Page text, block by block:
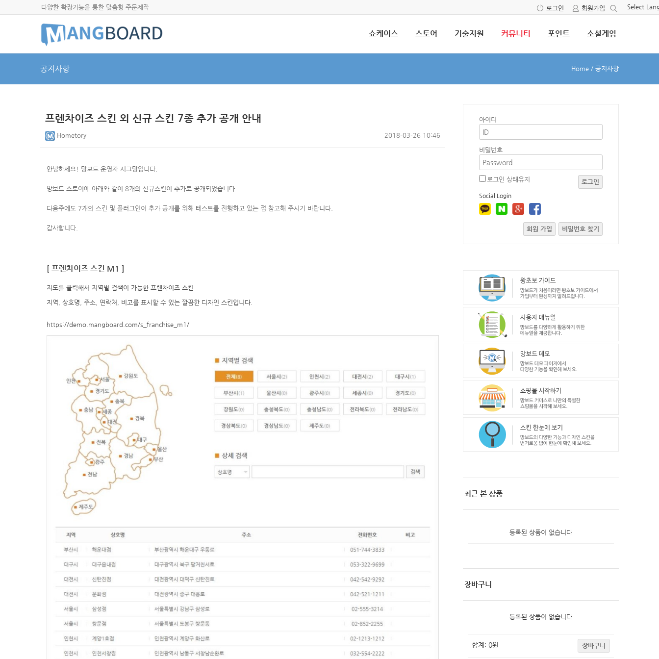
다양한 확장기능을 통한 맞춤형 주문제작 Select
로그인 회원가입
쇼케이스 스토어 기술지원 커뮤니티 포인트 소셜게임
공지사항 Home / 공지사항
프렌차이즈 스킨 외 신규 스킨 7종 추가 공개 안내
Hometory 2018-03-26 10:46
안녕하세요! 망보드 운영자 시그망입니다.
망보드 스토어에 아래와 같이 8개의 신규스킨이 추가로 공개되었습니다.
다음주에도 7개의 스킨 및 플러그인이 추가 공개를 위해 테스트를 진행하고 있는 점 참고해 주시기 바랍니다.
감사합니다.
[ 프렌차이즈 스킨 M1 ]
지도를 클릭해서 지역별 검색이 가능한 프렌차이즈 스킨
지역, 상호명, 주소, 연락처, 비고를 표시할 수 있는 깔끔한 디자인 스킨입니다.
https://demo.mangboard.com/s_franchise_m1/
아이디
비밀번호
로그인 상태유지 로그인
Social Login
회원 가입 비밀번호 찾기
최근 본 상품
등록된 상품이 없습니다
장바구니
등록된 상품이 없습니다
합계: 0원 장바구니